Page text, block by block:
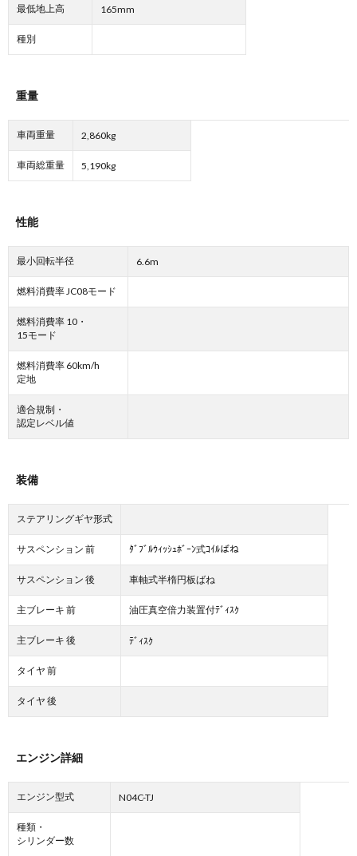
最低地上高 165mm
種別
重量
車両重量 2,860kg
車両総重量 5,190kg
性能
最小回転半径 6.6m
燃料消費率 JC08モード
燃料消費率 10・
15モード
燃料消費率 60km/h
定地
適合規制・
認定レベル値
装備
ステアリングギヤ形式
サスペンション 前 ﾀﾞﾌﾞﾙｳｨｯｼｭﾎﾞｰﾝ式ｺｲﾙばね
サスペンション 後 車軸式半楕円板ばね
主ブレーキ 前 油圧真空倍力装置付ﾃﾞｨｽｸ
主ブレーキ 後 ﾃﾞｨｽｸ
タイヤ 前
タイヤ 後
エンジン詳細
エンジン型式 N04C-TJ
種類・
シリンダー数